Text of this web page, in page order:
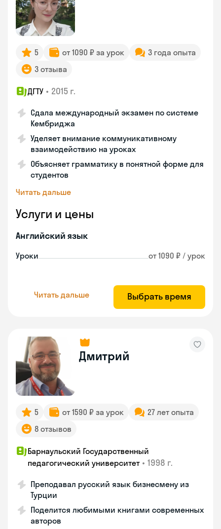
5 от 1090 ₽ за урок
3 года опыта
3 отзыва
ДГТУ • 2015 г.
Сдала международный экзамен по системе
Кембриджа
Уделяет внимание коммуникативному
взаимодействию на уроках
Объясняет грамматику в понятной форме для
студентов
Читать дальше
Услуги и цены
Английский язык
Уроки от 1090 ₽ / урок
Читать дальше Выбрать время
Дмитрий
5 от 1590 ₽ за урок
27 лет опыта
8 отзывов
Барнаульский Государственный
педагогический университет • 1998 г.
Преподавал русский язык бизнесмену из
Турции
Поделится любимыми книгами современных
авторов